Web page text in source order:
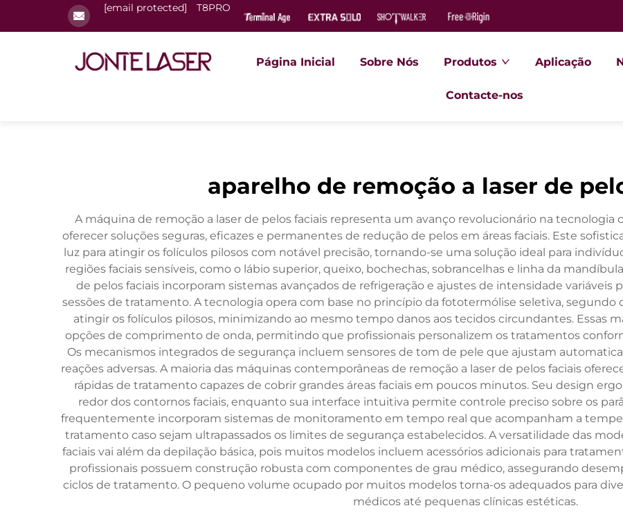
[email protected] T8PRO
Página Inicial Sobre Nós Produtos Aplicação
Contacte-nos
aparelho de remoção a laser de
A máquina de remoção a laser de pelos faciais representa um avanço revolucionário na
oferecer soluções seguras, eficazes e permanentes de redução de pelos em áreas faciais. Este
luz para atingir os folículos pilosos com notável precisão, tornando-se uma solução ideal para
regiões faciais sensíveis, como o lábio superior, queixo, bochechas, sobrancelhas e linha da
de pelos faciais incorporam sistemas avançados de refrigeração e ajustes de intensidade variáveis
sessões de tratamento. A tecnologia opera com base no princípio da fototermólise seletiva, segundo
atingir os folículos pilosos, minimizando ao mesmo tempo danos aos tecidos circundantes. Essas
opções de comprimento de onda, permitindo que profissionais personalizem os tratamentos
Os mecanismos integrados de segurança incluem sensores de tom de pele que ajustam
reações adversas. A maioria das máquinas contemporâneas de remoção a laser de pelos faciais
rápidas de tratamento capazes de cobrir grandes áreas faciais em poucos minutos. Seu design
redor dos contornos faciais, enquanto sua interface intuitiva permite controle preciso sobre os
frequentemente incorporam sistemas de monitoramento em tempo real que acompanham a
tratamento caso sejam ultrapassados os limites de segurança estabelecidos. A versatilidade das
faciais vai além da depilação básica, pois muitos modelos incluem acessórios adicionais para
profissionais possuem construção robusta com componentes de grau médico, assegurando
ciclos de tratamento. O pequeno volume ocupado por muitos modelos torna-os adequados para
médicos até pequenas clínicas estéticas.